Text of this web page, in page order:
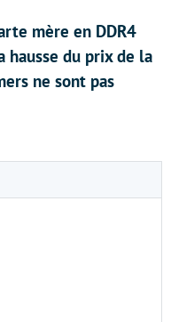
mère en DDR4
hausse du prix de la
ne sont pas